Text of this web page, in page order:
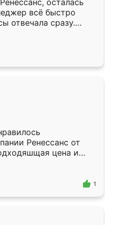
осталась
всё быстро
отвечала сразу.
подошёл к
Собрали
аккуратно, даже
Ренессанс от
цена и
Приехавший
Владислав
самый
1